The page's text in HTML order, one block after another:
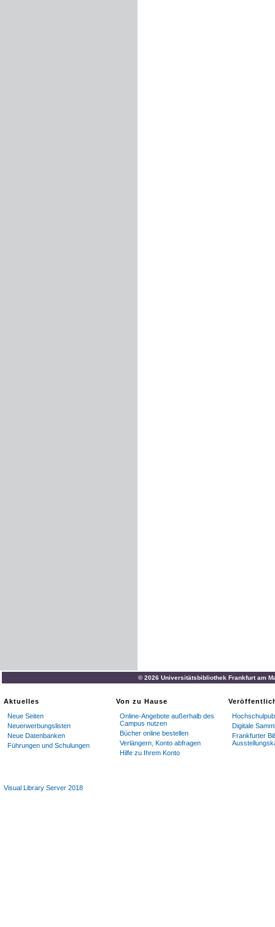
© 2026 Universitätsbibliothek Frankfurt am
Aktuelles
Neue Seiten
Neuerwerbungslisten
Neue Datenbanken
Führungen und Schulungen
Von zu Hause
Online-Angebote außerhalb des
Campus nutzen
Bücher online bestellen
Verlängern, Konto abfragen
Hilfe zu Ihrem Konto
Digitale
Frankfurter
Visual Library Server 2018